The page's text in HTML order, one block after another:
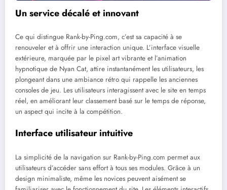
Un service décalé et innovant
Ce qui distingue Rank-by-Ping.com, c’est sa capacité à se
renouveler et à offrir une interaction unique. L’interface visuelle
extérieure, marquée par le pixel art vibrante et l’animation
hypnotique de Nyan Cat, attire instantanément les utilisateurs, les
plongeant dans une ambiance rétro qui rappelle les anciennes
consoles de jeu. Les utilisateurs interagissent avec le site en temps
réel, en améliorant leur classement basé sur le temps de réponse,
un aspect qui incite à la compétition.
Interface utilisateur intuitive
La simplicité de la navigation sur Rank-by-Ping.com permet aux
utilisateurs d’accéder sans effort à tous ses modules. Grâce à un
design minimaliste, même les novices peuvent aisément se